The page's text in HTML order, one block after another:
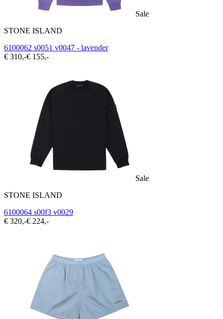
Sale
STONE ISLAND
6100062 s0051 v0047 - lavender
€ 310,-€ 155,-
Sale
STONE ISLAND
6100064 s00f3 v0029
€ 320,-€ 224,-